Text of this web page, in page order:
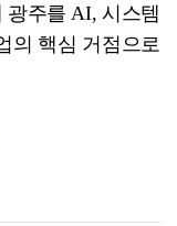
광주를 AI, 시스템
의 핵심 거점으로